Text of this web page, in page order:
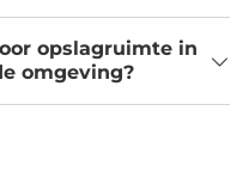
opslagruimte in
omgeving?